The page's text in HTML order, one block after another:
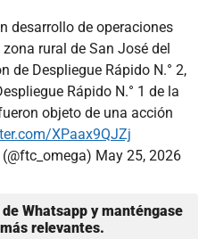
desarrollo de operaciones
rural de San José del
de Despliegue Rápido N.° 2,
Rápido N.° 1 de la
objeto de una acción
XPaax9QJZj
May 25, 2026
Whatsapp y manténgase
relevantes.